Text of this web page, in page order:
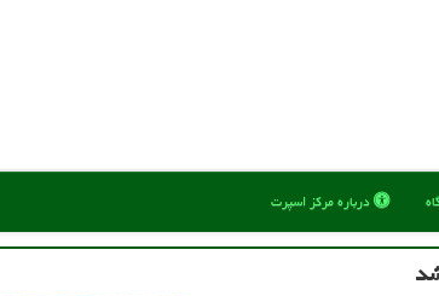
درباره مركز اسپرت